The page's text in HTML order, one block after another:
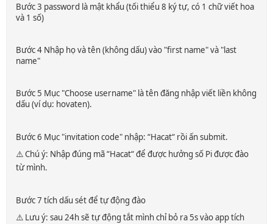
Bước 3 password là mật khẩu (tối thiểu 8 ký tự, có 1 chữ viết hoa
và 1 số)
Bước 4 Nhập họ và tên (không dấu) vào "first name" và "last
name"
Bước 5 Mục "Choose username" là tên đăng nhập viết liền không
dấu (ví dụ: hovaten).
Bước 6 Mục "invitation code" nhập: “Hacat“ rồi ấn submit.
⚠️ Chú ý: Nhập đúng mã “Hacat“ để được hưởng số Pi được đào
từ mình.
Bước 7 tích dấu sét để tự động đào
⚠️ Lưu ý: sau 24h sẽ tự động tắt mình chỉ bỏ ra 5s vào app tích